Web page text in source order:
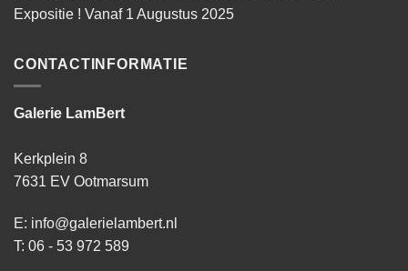
Expositie ! Vanaf 1 Augustus 2025
CONTACTINFORMATIE
Galerie LamBert
Kerkplein 8
7631 EV Ootmarsum
E: info@galerielambert.nl
T: 06 - 53 972 589